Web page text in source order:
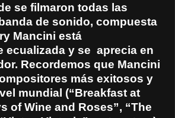
se filmaron todas las
de sonido, compuesta
Mancini está
ecualizada y se aprecia en
Recordemos que Mancini
más exitosos y
mundial (“Breakfast at
of Wine and Roses”, “The